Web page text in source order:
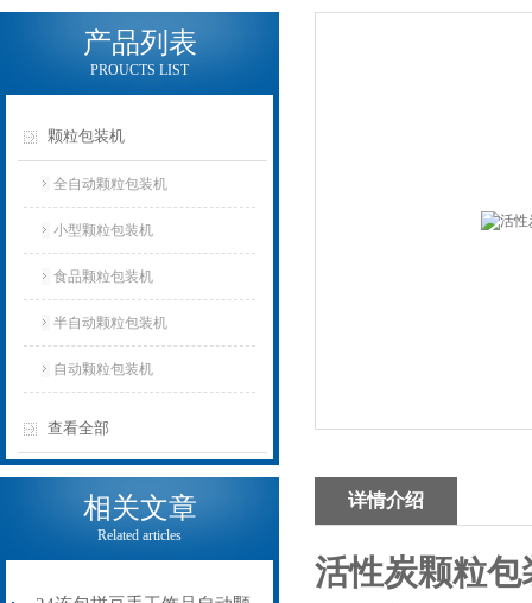
产品列表
PROUCTS LIST
颗粒包装机
全自动颗粒包装机
小型颗粒包装机
食品颗粒包装机
半自动颗粒包装机
自动颗粒包装机
查看全部
相关文章
Related articles
详情介绍
活性炭颗粒包